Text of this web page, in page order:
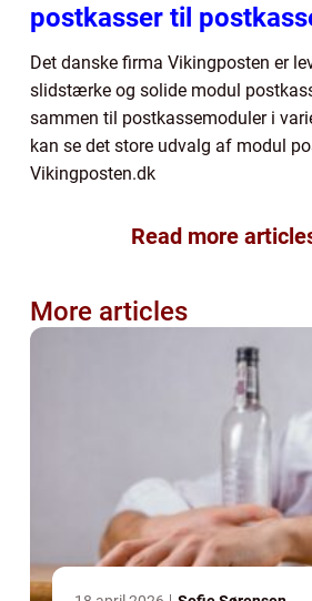
postkasser til
Det danske firma Vikingposten er
slidstærke og solide modul
sammen til postkassemoduler i
kan se det store udvalg af modul
Vikingposten.dk
Read more
More articles